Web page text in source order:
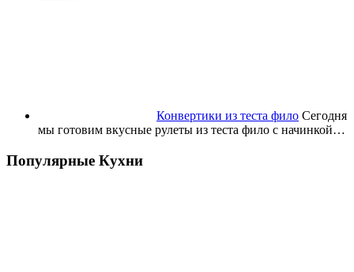
Конвертики из теста фило Сегодня
мы готовим вкусные рулеты из теста фило с начинкой…
Популярные Кухни